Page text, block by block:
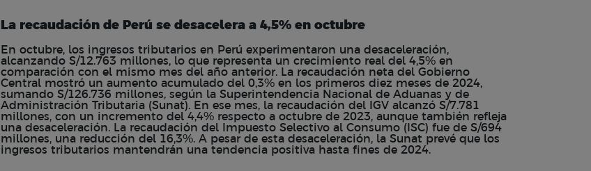
La recaudación de Perú se desacelera a 4,5% en octubre
En octubre, los ingresos tributarios en Perú experimentaron una desaceleración,
alcanzando S/12.763 millones, lo que representa un crecimiento real del 4,5% en
comparación con el mismo mes del año anterior. La recaudación neta del Gobierno
Central mostró un aumento acumulado del 0,3% en los primeros diez meses de 2024,
sumando S/126.736 millones, según la Superintendencia Nacional de Aduanas y de
Administración Tributaria (Sunat). En ese mes, la recaudación del IGV alcanzó S/7.781
millones, con un incremento del 4,4% respecto a octubre de 2023, aunque también refleja
una desaceleración. La recaudación del Impuesto Selectivo al Consumo (ISC) fue de S/694
millones, una reducción del 16,3%. A pesar de esta desaceleración, la Sunat prevé que los
ingresos tributarios mantendrán una tendencia positiva hasta fines de 2024.